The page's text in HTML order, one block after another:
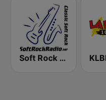
Soft Rock Radio